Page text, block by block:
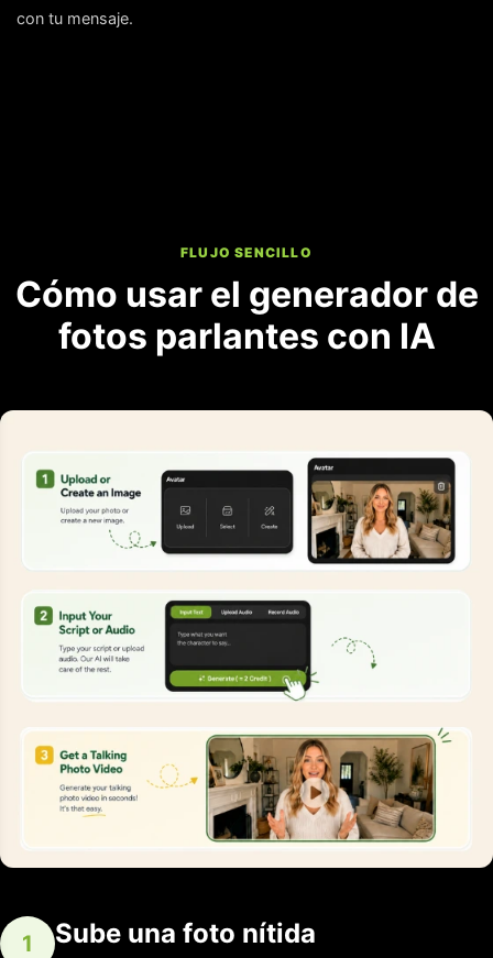
con tu mensaje.
FLUJO SENCILLO
Cómo usar el generador de
fotos parlantes con IA
1 Sube una foto nítida